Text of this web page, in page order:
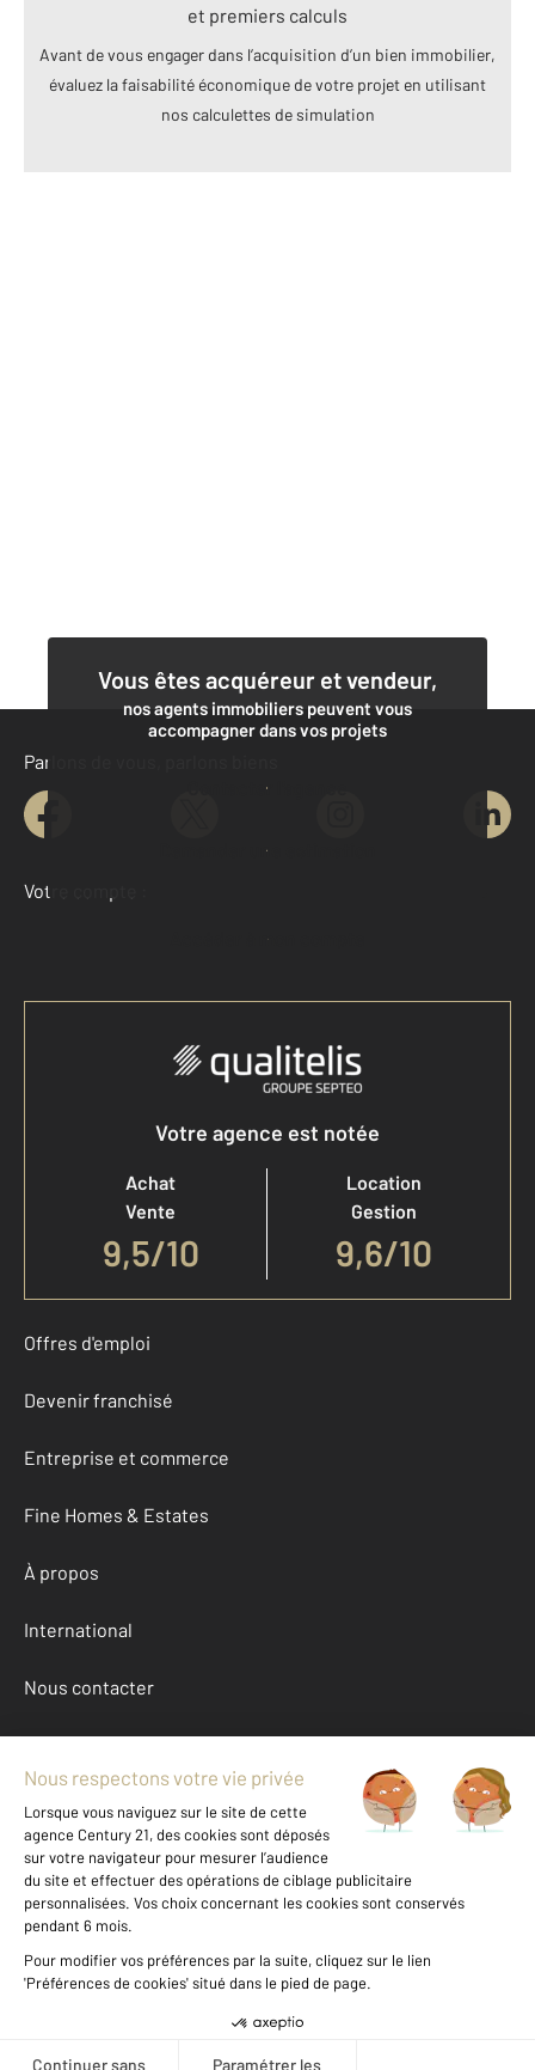
et premiers calculs
Avant de vous engager dans l’acquisition d’un bien immobilier,
évaluez la faisabilité économique de votre projet en utilisant
nos calculettes de simulation
Vous êtes acquéreur et vendeur,
nos agents immobiliers peuvent vous
accompagner dans vos projets
Contacter l'agence
Demander une estimation
Parlons de vous, parlons biens
Votre compte :
Accéder à mon compte
Votre agence est notée
Achat
Vente
9,5/10
Location
Gestion
9,6/10
Offres d'emploi
Devenir franchisé
Entreprise et commerce
Fine Homes & Estates
À propos
International
Nous contacter
Mentions légales & CGU et Barèmes d'honoraires
Données personnelles
Gestionnaire des cookies
Achat appartement autour de LINGUIZZETTA (20230)